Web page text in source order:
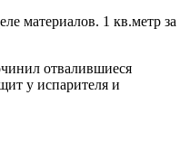
материалов. 1 кв.метр за
отвалившиеся
у испарителя и